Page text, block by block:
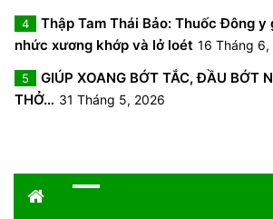
4
Thập Tam Thái Bảo: Thuốc Đông
nhức xương khớp và lở loét 16 Tháng 6,
5
GIÚP XOANG BỚT TẮC, ĐẦU BỚT
THỞ… 31 Tháng 5, 2026